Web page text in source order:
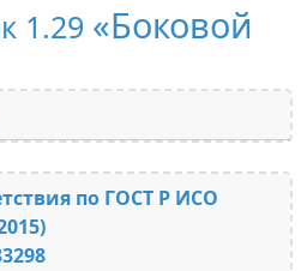
1.29 «Боковой
по ГОСТ Р ИСО